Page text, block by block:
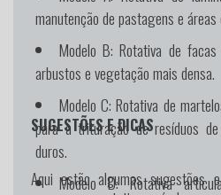
manutenção de pastagens e
Modelo B: Rotativa de
arbustos e vegetação mais densa.
Modelo C: Rotativa de
para a trituração de resíduos
duros.
Modelo D:Rotativa
SUGESTÕES E DICAS
Aqui estão algumas sugestões